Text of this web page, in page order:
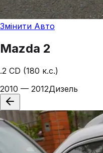
Змінити Авто
Mazda 2
.2 CD (180 к.с.)
2010 — 2012Дизель